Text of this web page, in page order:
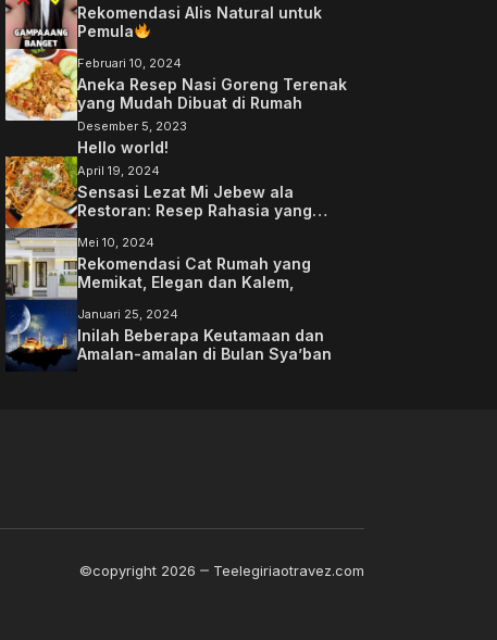
Rekomendasi Alis Natural untuk
Pemula
Februari 10, 2024
Aneka Resep Nasi Goreng Terenak
yang Mudah Dibuat di Rumah
Desember 5, 2023
Hello world!
April 19, 2024
Sensasi Lezat Mi Jebew ala
Restoran: Resep Rahasia yang
Mei 10, 2024
Rekomendasi Cat Rumah yang
Memikat, Elegan dan Kalem,
Januari 25, 2024
Inilah Beberapa Keutamaan dan
Amalan-amalan di Bulan Sya’ban
©copyright 2026 Teelegiriaotravez.com